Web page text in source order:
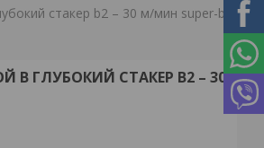
Автоматический ламинатор с приемкой в глубокий стакер b2 – 30 м/мин super-bond 540s
ГЛУБОКИЙ СТАКЕР B2 – 30